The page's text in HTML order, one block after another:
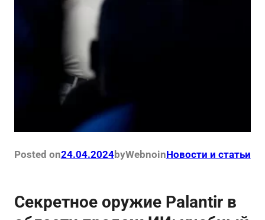
Posted on24.04.2024byWebnoinНовости и статьи
Секретное оружие Palantir в